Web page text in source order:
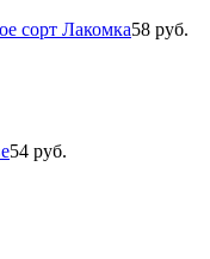
сорт Лакомка58 руб.
54 руб.